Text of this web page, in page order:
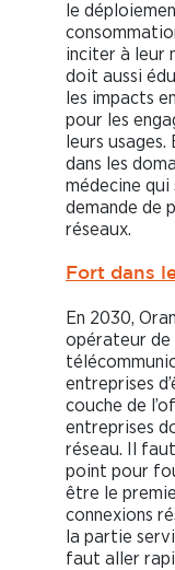
le
inciter à leur
doit aussi
les impacts
pour les
leurs
dans les
médecine
demande de
réseaux.
Fort dans
En 2030,
opérateur de
entreprises
couche de
entreprises
réseau. Il
point pour
être le
connexions
la partie
faut aller